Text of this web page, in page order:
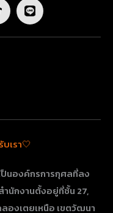
เรา🤍
นองค์กรการกุศลที่ลง
ำนักงานตั้งอยู่ที่ชั้น 27,
องเตยเหนือ เขตวัฒนา